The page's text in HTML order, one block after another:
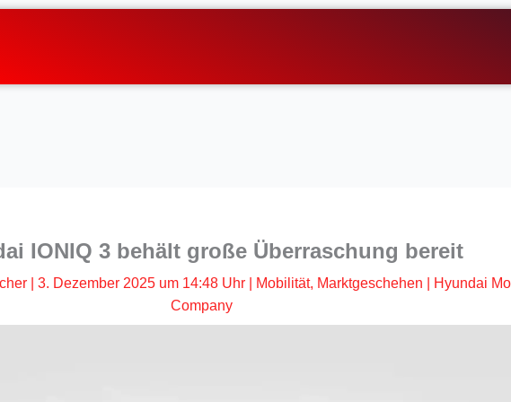
IONIQ 3 behält große Überraschung bereit
3. Dezember 2025 um 14:48 Uhr Mobilität, Marktgeschehen
Hyundai
Company